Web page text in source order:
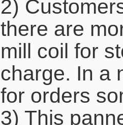
2)
there are
mill coil for
charge. In a
for orders
3) This